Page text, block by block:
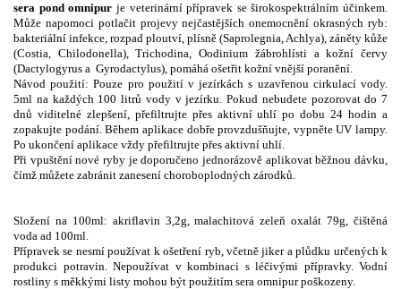
sera pond omnipur je veterinární přípravek se širokospektrálním účinkem.
Může napomoci potlačit projevy nejčastějších onemocnění okrasných ryb:
bakteriální infekce, rozpad ploutví, plísně (Saprolegnia, Achlya), záněty kůže
(Costia, Chilodonella), Trichodina, Oodinium žábrohlísti a kožní červy
(Dactylogyrus a Gyrodactylus), pomáhá ošetřit kožní vnější poranění.
Návod použití: Pouze pro použití v jezírkách s uzavřenou cirkulací vody.
5ml na každých 100 litrů vody v jezírku. Pokud nebudete pozorovat do 7
dnů viditelné zlepšení, přefiltrujte přes aktivní uhlí po dobu 24 hodin a
zopakujte podání. Během aplikace dobře provzdušňujte, vypněte UV lampy.
Po ukončení aplikace vždy přefiltrujte přes aktivní uhlí.
Při vpuštění nové ryby je doporučeno jednorázově aplikovat běžnou dávku,
čímž můžete zabránit zanesení choroboplodných zárodků.
Složení na 100ml: akriflavin 3,2g, malachitová zeleň oxalát 79g, čištěná
voda ad 100ml.
Přípravek se nesmí používat k ošetření ryb, včetně jiker a plůdku určených k
produkci potravin. Nepoužívat v kombinaci s léčivými přípravky. Vodní
rostliny s měkkými listy mohou být použitím sera omnipur poškozeny.